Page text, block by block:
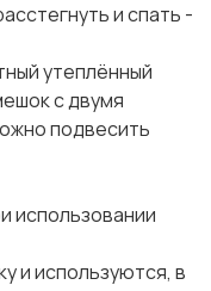
и спать -
утеплённый
с двумя
подвесить
использовании
и используются, в